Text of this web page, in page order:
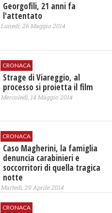
Georgofili, 21 anni fa
l'attentato
Lunedì, 26 Maggio 2014
CRONACA
Strage di Viareggio, al
processo si proietta il film
Mercoledì, 14 Maggio 2014
CRONACA
Caso Magherini, la famiglia
denuncia carabinieri e
soccorritori di quella tragica
notte
Martedì, 29 Aprile 2014
CRONACA